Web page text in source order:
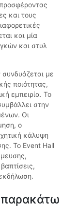
και τους
και μία
και στυλ
με
ποιότητας,
εμπειρία. Το
στην
Οι
ο
κάλυψη
Το Event Hall
παρακάτω